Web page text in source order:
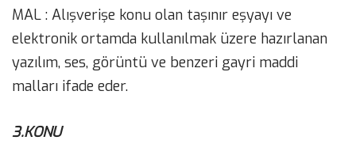
MAL : Alışverişe konu olan taşınır eşyayı ve
elektronik ortamda kullanılmak üzere hazırlanan
yazılım, ses, görüntü ve benzeri gayri maddi
malları ifade eder.
3.KONU